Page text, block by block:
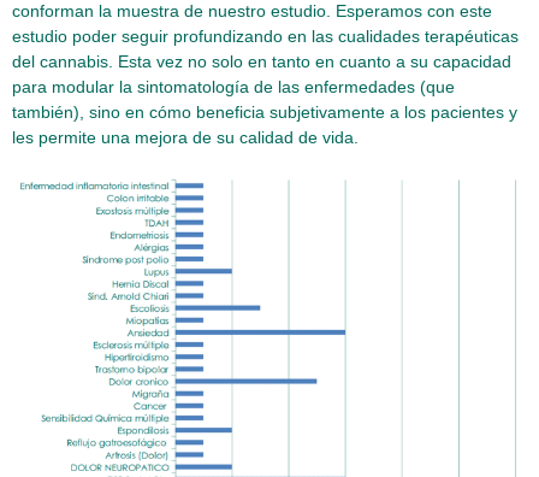
conforman la muestra de nuestro estudio. Esperamos con este
estudio poder seguir profundizando en las cualidades terapéuticas
del cannabis. Esta vez no solo en tanto en cuanto a su capacidad
para modular la sintomatología de las enfermedades (que
también), sino en cómo beneficia subjetivamente a los pacientes y
les permite una mejora de su calidad de vida.